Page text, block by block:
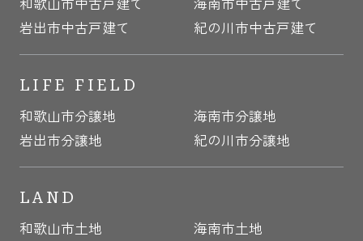
岩出市中古戸建て
紀の川市中古戸建て
LIFE FIELD
和歌山市分譲地
海南市分譲地
岩出市分譲地
紀の川市分譲地
LAND
和歌山市土地
海南市土地